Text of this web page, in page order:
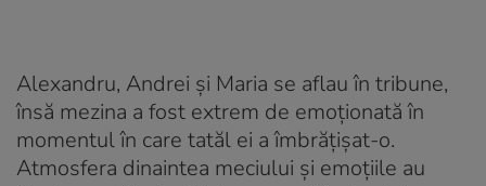
Alexandru, Andrei și Maria se aflau în tribune,
însă mezina a fost extrem de emoționată în
momentul în care tatăl ei a îmbrățișat-o.
Atmosfera dinaintea meciului și emoțiile au